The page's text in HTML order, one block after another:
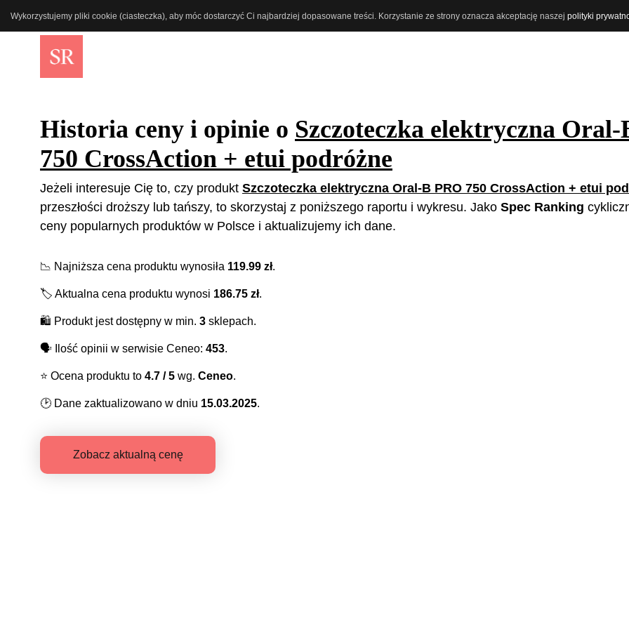
Wykorzystujemy pliki cookie (ciasteczka), aby móc dostarczyć Ci najbardziej dopasowane treści. Korzystanie ze strony oznacza akceptację naszej polityki
Historia ceny i opinie o Szczoteczka elektryczna Oral-
750 CrossAction + etui podróżne
Jeżeli interesuje Cię to, czy produkt Szczoteczka elektryczna Oral-B PRO 750 CrossAction + etui
przeszłości droższy lub tańszy, to skorzystaj z poniższego raportu i wykresu. Jako Spec Ranking
ceny popularnych produktów w Polsce i aktualizujemy ich dane.
📉 Najniższa cena produktu wynosiła 119.99 zł.
🏷️ Aktualna cena produktu wynosi 186.75 zł.
🛍️ Produkt jest dostępny w min. 3 sklepach.
🗣️ Ilość opinii w serwisie Ceneo: 453.
⭐️ Ocena produktu to 4.7 / 5 wg. Ceneo.
🕑 Dane zaktualizowano w dniu 15.03.2025.
Zobacz aktualną cenę